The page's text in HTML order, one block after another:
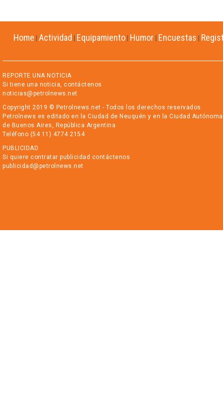
Home Actividad Equipamiento Humor Encuestas
REPORTE UNA NOTICIA
Si tiene una noticia, contáctenos
noticias@petrolnews.net
Copyright 2019 © Petrolnews.net - Todos los derechos reservados
Petrolnews es editado en la Ciudad de Neuquén y en la Ciudad Autónoma
de Buenos Aires, República Argentina
Teléfono (54 11) 4774 2154
PUBLICIDAD
Si quiere contratar publicidad contáctenos
publicidad@petrolnews.net